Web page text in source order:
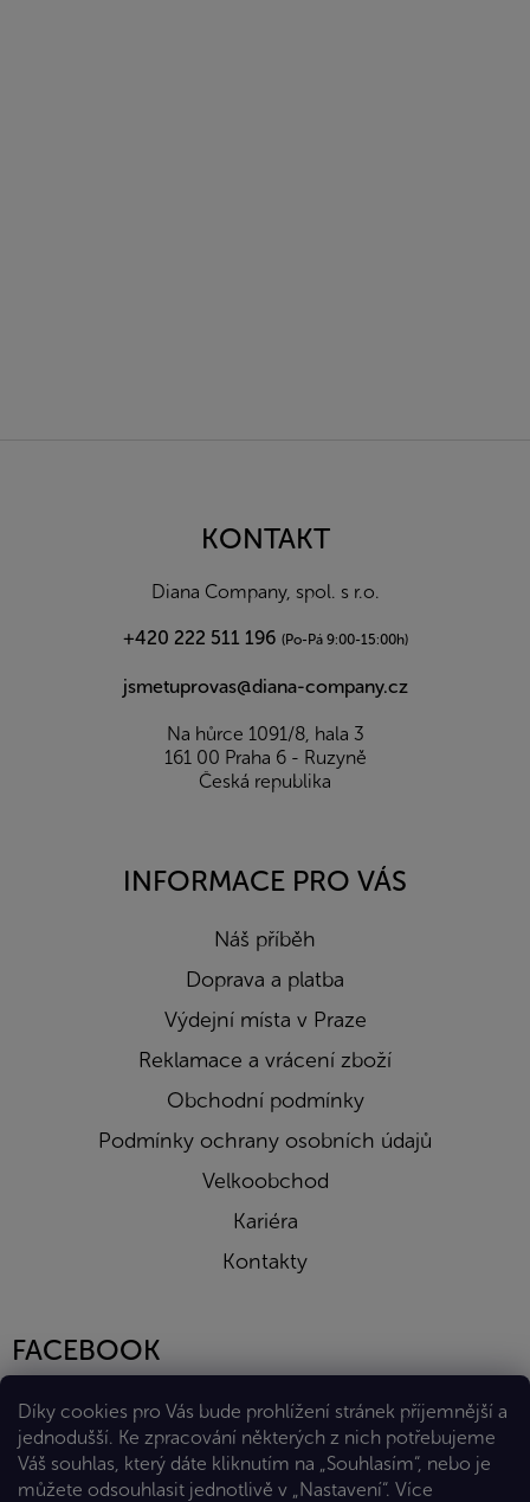
Díky cookies pro Vás bude prohlížení stránek příjemnější a
jednodušší. Ke zpracování některých z nich potřebujeme
Váš souhlas, který dáte kliknutím na „Souhlasím“, nebo je
můžete odsouhlasit jednotlivě v „Nastavení“. Více
KONTAKT
Diana Company, spol. s r.o.
+420 222 511 196 (Po-Pá 9:00-15:00h)
jsmetuprovas@diana-company.cz
Na hůrce 1091/8, hala 3
161 00 Praha 6 - Ruzyně
Česká republika
INFORMACE PRO VÁS
Náš příběh
Doprava a platba
Výdejní místa v Praze
Reklamace a vrácení zboží
Obchodní podmínky
Podmínky ochrany osobních údajů
Velkoobchod
Kariéra
Kontakty
FACEBOOK